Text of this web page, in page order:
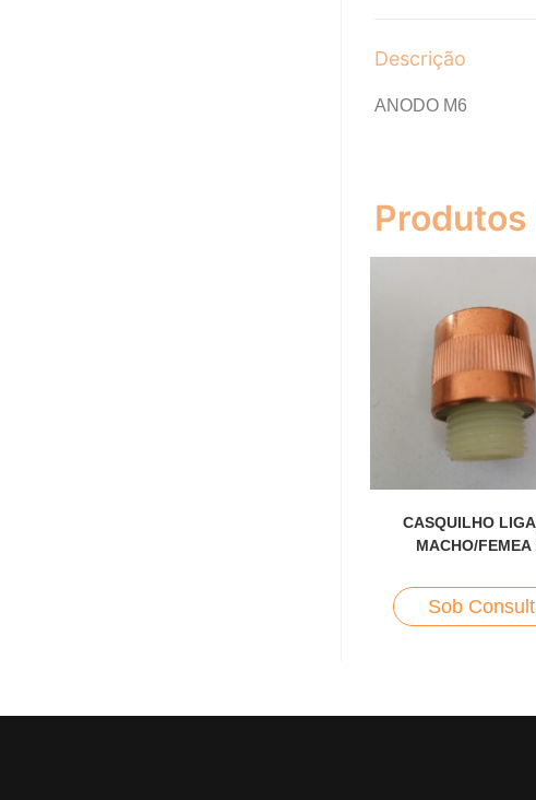
Descrição
ANODO M6
CASQUILHO
MACHO/FEMEA
Sob